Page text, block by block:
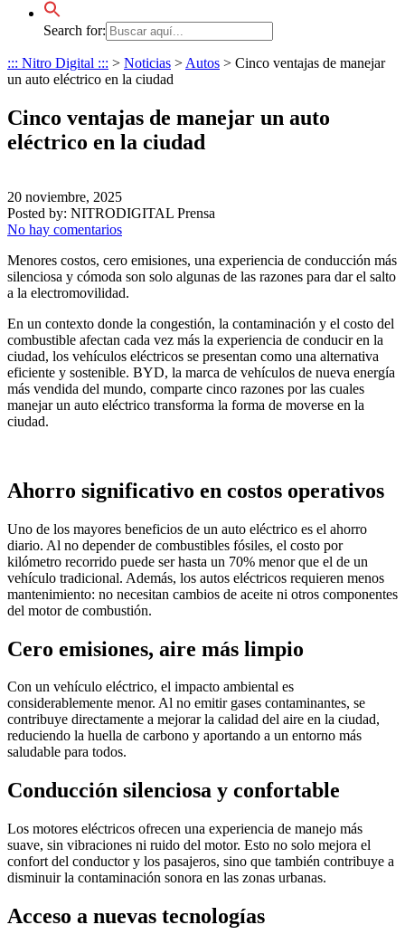
Search for:
::: Nitro Digital ::: > Noticias > Autos > Cinco ventajas de manejar
un auto eléctrico en la ciudad
Cinco ventajas de manejar un auto
eléctrico en la ciudad
20 noviembre, 2025
Posted by: NITRODIGITAL Prensa
No hay comentarios
Menores costos, cero emisiones, una experiencia de conducción más
silenciosa y cómoda son solo algunas de las razones para dar el salto
a la electromovilidad.
En un contexto donde la congestión, la contaminación y el costo del
combustible afectan cada vez más la experiencia de conducir en la
ciudad, los vehículos eléctricos se presentan como una alternativa
eficiente y sostenible. BYD, la marca de vehículos de nueva energía
más vendida del mundo, comparte cinco razones por las cuales
manejar un auto eléctrico transforma la forma de moverse en la
ciudad.
Ahorro significativo en costos operativos
Uno de los mayores beneficios de un auto eléctrico es el ahorro
diario. Al no depender de combustibles fósiles, el costo por
kilómetro recorrido puede ser hasta un 70% menor que el de un
vehículo tradicional. Además, los autos eléctricos requieren menos
mantenimiento: no necesitan cambios de aceite ni otros componentes
del motor de combustión.
Cero emisiones, aire más limpio
Con un vehículo eléctrico, el impacto ambiental es
considerablemente menor. Al no emitir gases contaminantes, se
contribuye directamente a mejorar la calidad del aire en la ciudad,
reduciendo la huella de carbono y aportando a un entorno más
saludable para todos.
Conducción silenciosa y confortable
Los motores eléctricos ofrecen una experiencia de manejo más
suave, sin vibraciones ni ruido del motor. Esto no solo mejora el
confort del conductor y los pasajeros, sino que también contribuye a
disminuir la contaminación sonora en las zonas urbanas.
Acceso a nuevas tecnologías